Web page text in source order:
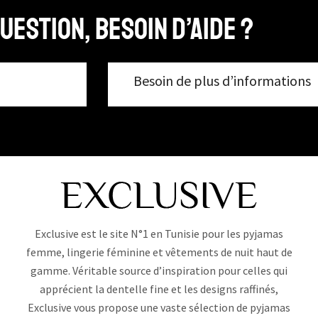
Besoin d’aide ?
Besoin de plus d’informations
Exclusive est le site N°1 en Tunisie pour les pyjamas
femme, lingerie féminine et vêtements de nuit haut de
gamme. Véritable source d’inspiration pour celles qui
apprécient la dentelle fine et les designs raffinés,
Exclusive vous propose une vaste sélection de pyjamas